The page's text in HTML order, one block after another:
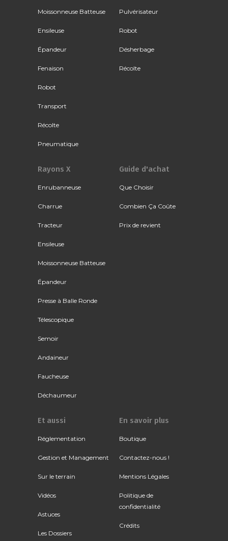
Moissonneuse Batteuse
Ensileuse
Épandeur
Fenaison
Robot
Transport
Récolte
Pneumatique
Pulvérisateur
Robot
Désherbage
Récolte
Rayons X
Enrubanneuse
Charrue
Tracteur
Ensileuse
Moissonneuse Batteuse
Épandeur
Presse à Balle Ronde
Télescopique
Semoir
Andaineur
Faucheuse
Déchaumeur
Guide d'achat
Que Choisir
Combien Ça Coûte
Prix de revient
Et aussi
Réglementation
Gestion et Management
Sur le terrain
Vidéos
Astuces
Les Dossiers
En savoir plus
Boutique
Contactez-nous !
Mentions Légales
Politique de
confidentialité
Crédits